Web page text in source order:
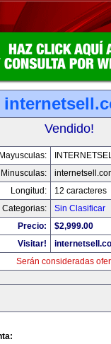
Vendido!
Mayusculas:
Minusculas:
Longitud:
12 caracteres
Categorias:
Sin Clasificar
Precio:
$2,999.00
Visitar!
Serán consideradas